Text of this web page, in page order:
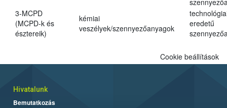
3-MCPD
(MCPD-k és
észtereik)
kémiai
veszélyek/szennyezőanyagok
eredetű
Cookie beállítások
Hivatalunk
Bemutatkozás